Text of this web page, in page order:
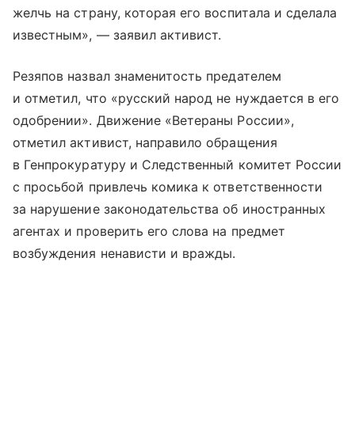
желчь на страну, которая его воспитала и сделала
известным», — заявил активист.
Резяпов назвал знаменитость предателем
и отметил, что «русский народ не нуждается в его
одобрении». Движение «Ветераны России»,
отметил активист, направило обращения
в Генпрокуратуру и Следственный комитет России
с просьбой привлечь комика к ответственности
за нарушение законодательства об иностранных
агентах и проверить его слова на предмет
возбуждения ненависти и вражды.